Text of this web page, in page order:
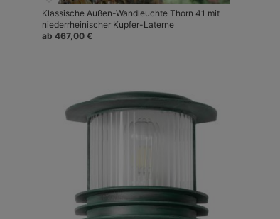
Klassische Außen-Wandleuchte Thorn 41 mit
niederrheinischer Kupfer-Laterne
ab 467,00 €